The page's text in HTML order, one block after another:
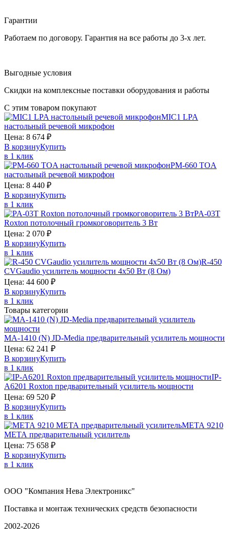
Гарантии
Работаем по договору. Гарантия на все работы до 3-х лет.
Выгодные условия
Скидки на комплексные поставки оборудования и работы
С этим товаром покупают
MIC1 LPA
настольный речевой микрофон
Цена: 8 674 ₽
В корзинуКупить
в 1 клик
PM-660 TOA
настольный речевой микрофон
Цена: 8 440 ₽
В корзинуКупить
в 1 клик
PA-03T
Roxton потолочный громкоговоритель 3 Вт
Цена: 2 070 ₽
В корзинуКупить
в 1 клик
R-450
CVGaudio усилитель мощности 4х50 Вт (8 Ом)
Цена: 44 600 ₽
В корзинуКупить
в 1 клик
Товары категории
MA-1410 (N) JD-Media предварительный усилитель мощности
Цена: 62 241 ₽
В корзинуКупить
в 1 клик
IP-
A6201 Roxton предварительный yсилитель мощности
Цена: 69 520 ₽
В корзинуКупить
в 1 клик
МЕТА 9210
МЕТА предварительный усилитель
Цена: 75 658 ₽
В корзинуКупить
в 1 клик
ООО "Компания Нева Электроникс"
Поставка и монтаж технических средств безопасности
2002-2026